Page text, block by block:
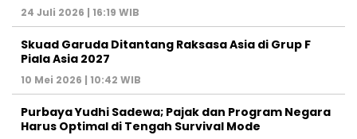
24 Juli 2026 | 16:19 WIB
Skuad Garuda Ditantang Raksasa Asia di Grup F
Piala Asia 2027
10 Mei 2026 | 10:42 WIB
Purbaya Yudhi Sadewa; Pajak dan Program Negara
Harus Optimal di Tengah Survival Mode